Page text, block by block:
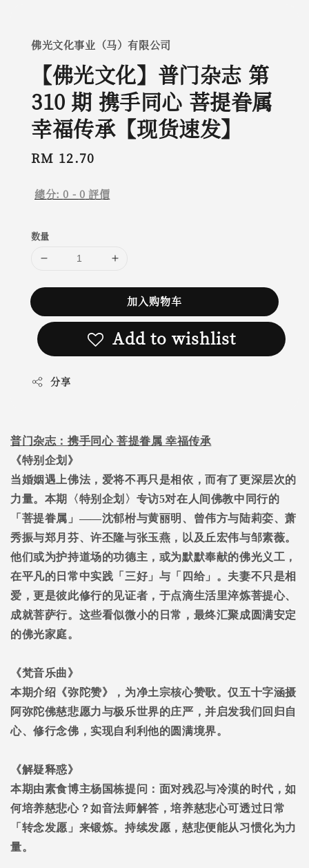
佛光文化事业（马）有限公司
【佛光文化】普门杂志 第
310 期 携手同心 菩提眷属
幸福传承【现货速发】
Regular
RM 12.70
總分:0 - 0 評價
数量
加入购物车
Add to wishlist
分享
普门杂志：携手同心 菩提眷属 幸福传承
《特别企划》
当婚姻遇上佛法，爱将不再只是相依，而有了更深层次的
力量。本期〈特别企划〉专访5对在人间佛教中同行的
「菩提眷属」——沈郁柎与黄丽明、曾伟方与陆莉娈、萧
秀振与郑月芬、许丕隆与张玉燕，以及丘宏伟与邹素薇。
他们或为护持道场的功德主，或为默默奉献的佛光义工，
在平凡的日常中实践「三好」与「四给」。夫妻不只是相
爱，更是彼此修行的见证者，于点滴生活里淬炼菩提心、
成就菩萨行。这些看似微小的日常，最终汇聚成圆满安定
的佛光家庭。
《梵音乐曲》
本期介绍《弥陀赞》，为净土宗核心赞歌。仅五十字涵摄
阿弥陀佛慈悲愿力与极乐世界的庄严，并启发我们回归自
心、修行念佛，实现自利利他的圆满境界。
《解疑释惑》
本期由素食博主杨国栋提问：面对残忍与冷漠的时代，如
何培养慈悲心？如音法师解答，培养慈悲心可透过日常
「转念发愿」来锻炼。持续发愿，慈悲便能从习惯化为力
量。